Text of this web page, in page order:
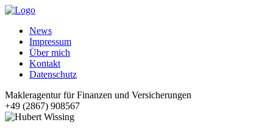
News
Impressum
Über mich
Kontakt
Datenschutz
Makleragentur für Finanzen und Versicherungen
+49 (2867) 908567